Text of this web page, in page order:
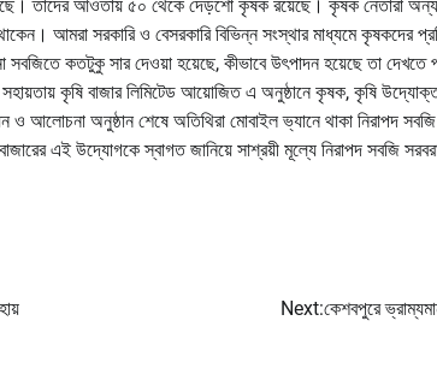
তাদের আওতায় ৫০ থেকে দেড়শো কৃষক রয়েছে। কৃষক নেতারা
আমরা সরকারি ও বেসরকারি বিভিন্ন সংস্থার মাধ্যমে কৃষকদের
সবজিতে কতটুকু সার দেওয়া হয়েছে, কীভাবে উৎপাদন হয়েছে তা
কৃষি বাজার লিমিটেড আয়োজিত এ অনুষ্ঠানে কৃষক, কৃষি
অনুষ্ঠান শেষে অতিথিরা মোবাইল ভ্যানে থাকা নিরাপদ সবজি
এই উদ্যোগকে স্বাগত জানিয়ে সাশ্রয়ী মূল্যে নিরাপদ সবজি
Next:কেশবপুরে